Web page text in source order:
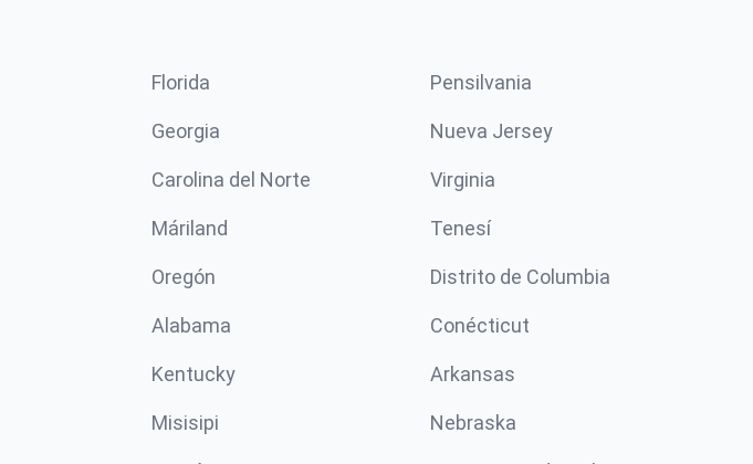
Florida Pensilvania
Georgia Nueva Jersey
Carolina del Norte Virginia
Máriland Tenesí
Oregón Distrito de Columbia
Alabama Conécticut
Kentucky Arkansas
Misisipi Nebraska